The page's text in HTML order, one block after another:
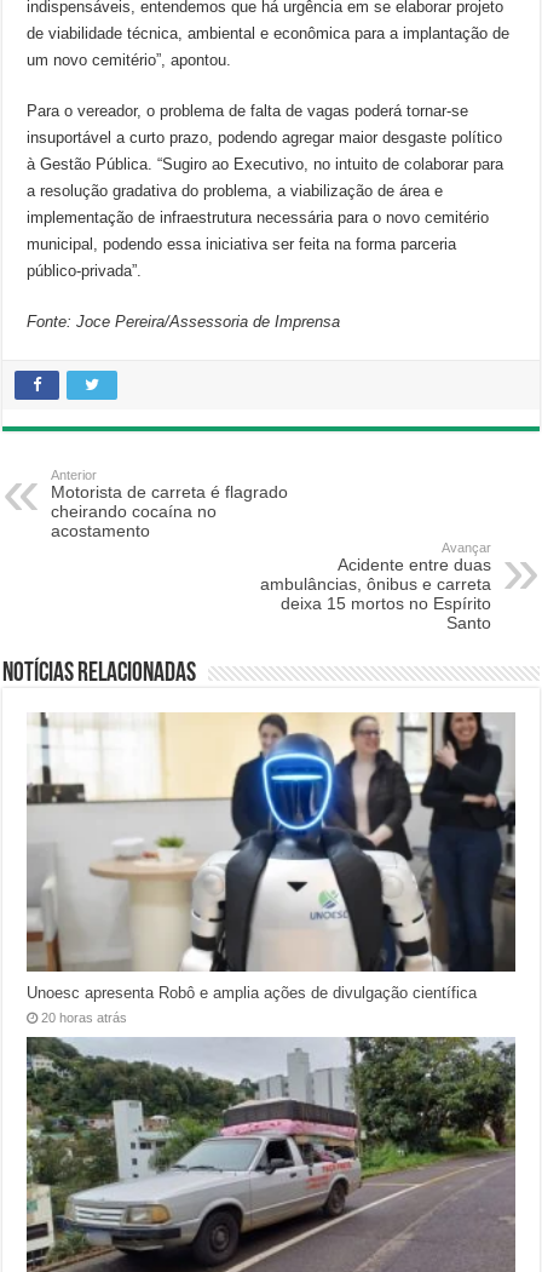
indispensáveis, entendemos que há urgência em se elaborar projeto
de viabilidade técnica, ambiental e econômica para a implantação de
um novo cemitério”, apontou.
Para o vereador, o problema de falta de vagas poderá tornar-se
insuportável a curto prazo, podendo agregar maior desgaste político
à Gestão Pública. “Sugiro ao Executivo, no intuito de colaborar para
a resolução gradativa do problema, a viabilização de área e
implementação de infraestrutura necessária para o novo cemitério
municipal, podendo essa iniciativa ser feita na forma parceria
público-privada”.
Fonte: Joce Pereira/Assessoria de Imprensa
Anterior
Motorista de carreta é flagrado
cheirando cocaína no
acostamento
Avançar
Acidente entre duas
ambulâncias, ônibus e carreta
deixa 15 mortos no Espírito
Santo
Notícias relacionadas
Unoesc apresenta Robô e amplia ações de divulgação científica
20 horas atrás